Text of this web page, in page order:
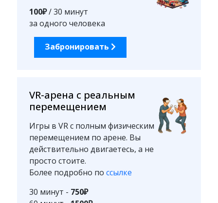
100₽/ 30 минут
за одного человека
Забронировать
VR-арена с реальным
перемещением
Игры в VR с полным физическим
перемещением по арене. Вы
действительно двигаетесь, а не
просто стоите.
Более подробно по ссылке
30 минут - 750₽